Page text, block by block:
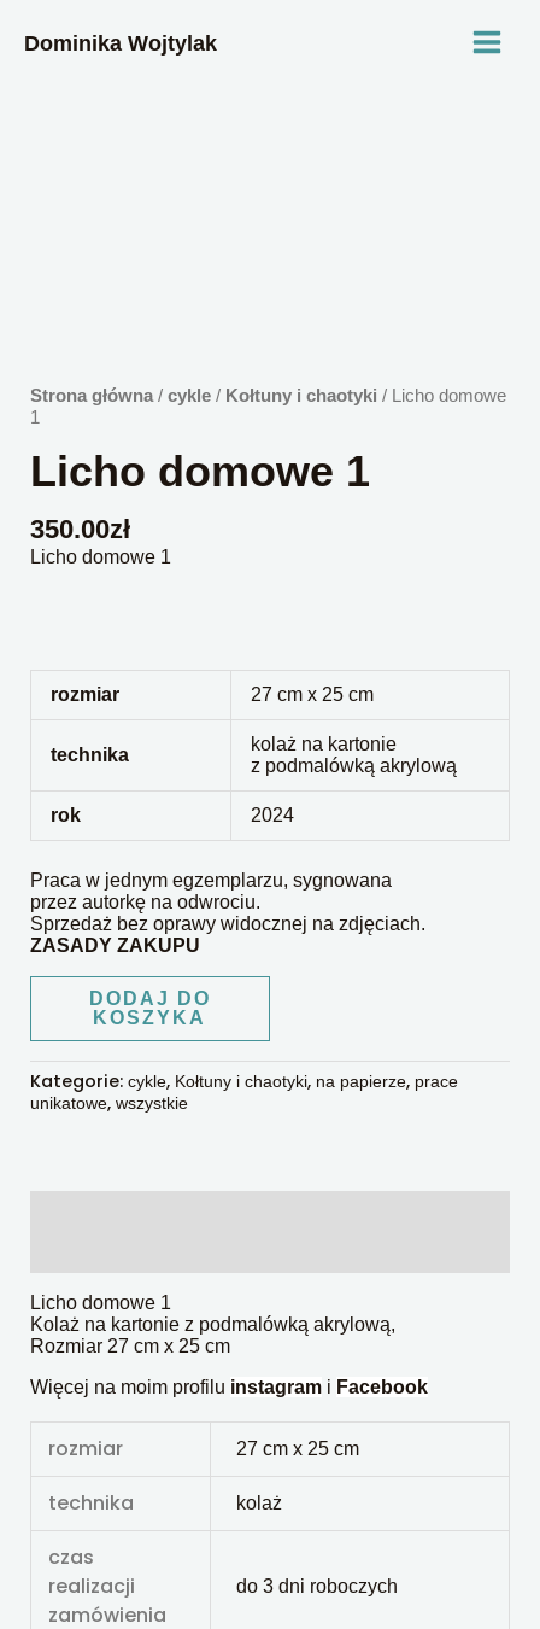
treściDominika Wojtylak
Strona główna/ cykle/ Kołtuny i chaotyki / Licho domowe
1
Licho domowe 1
350.00zł
Licho domowe 1
rozmiar 27 cm x 25 cm
technika
kolaż na kartonie
z podmalówką akrylową
rok 2024
Praca w jednym egzemplarzu, sygnowana
przez autorkę na odwrociu.
Sprzedaż bez oprawy widocznej na zdjęciach.
ZASADY ZAKUPU
DODAJ DO
KOSZYKA
Kategorie: cykle, Kołtuny i chaotyki, na papierze, prace
unikatowe, wszystkie
Licho domowe 1
Kolaż na kartonie z podmalówką akrylową,
Rozmiar 27 cm x 25 cm
Więcej na moim profilu instagrami Facebook
rozmiar 27 cm x 25 cm
technika kolaż
czas
realizacji
zamówienia
do 3 dni roboczych